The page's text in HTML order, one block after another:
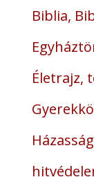
Biblia,
Életrajz,